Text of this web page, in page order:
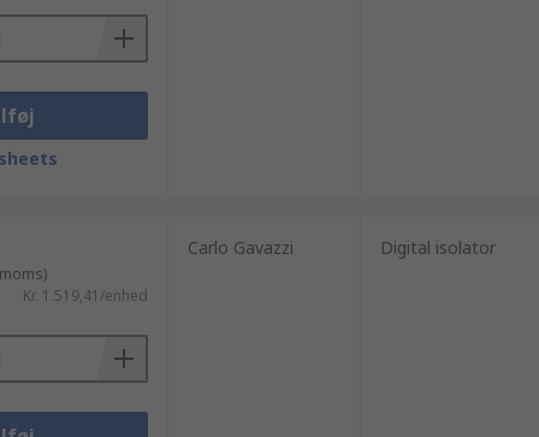
Kr. 1.519,41/enhed
Carlo Gavazzi Digital isolator